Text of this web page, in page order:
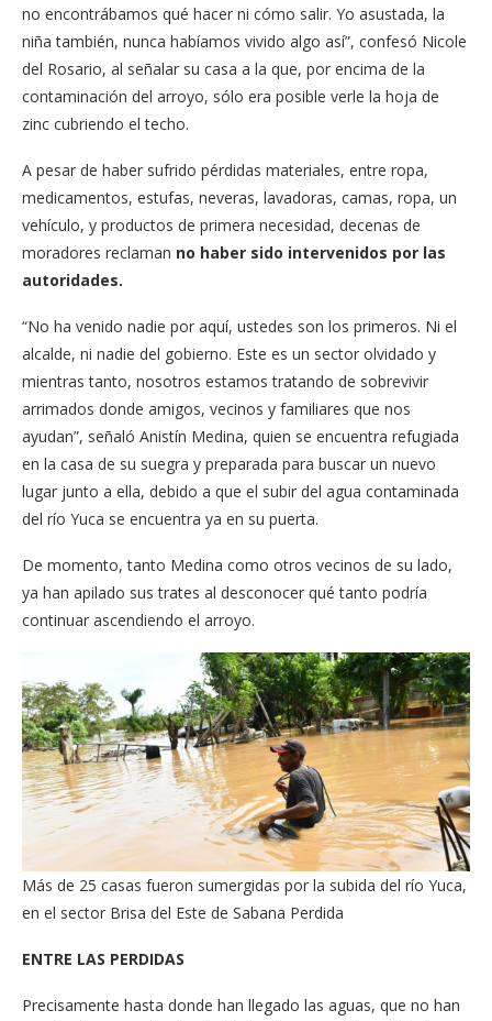
no encontrábamos qué hacer ni cómo salir. Yo asustada, la
niña también, nunca habíamos vivido algo así”, confesó Nicole
del Rosario, al señalar su casa a la que, por encima de la
contaminación del arroyo, sólo era posible verle la hoja de
zinc cubriendo el techo.
A pesar de haber sufrido pérdidas materiales, entre ropa,
medicamentos, estufas, neveras, lavadoras, camas, ropa, un
vehículo, y productos de primera necesidad, decenas de
moradores reclaman no haber sido intervenidos por las
autoridades.
“No ha venido nadie por aquí, ustedes son los primeros. Ni el
alcalde, ni nadie del gobierno. Este es un sector olvidado y
mientras tanto, nosotros estamos tratando de sobrevivir
arrimados donde amigos, vecinos y familiares que nos
ayudan”, señaló Anistín Medina, quien se encuentra refugiada
en la casa de su suegra y preparada para buscar un nuevo
lugar junto a ella, debido a que el subir del agua contaminada
del río Yuca se encuentra ya en su puerta.
De momento, tanto Medina como otros vecinos de su lado,
ya han apilado sus trates al desconocer qué tanto podría
continuar ascendiendo el arroyo.
Más de 25 casas fueron sumergidas por la subida del río Yuca,
en el sector Brisa del Este de Sabana Perdida
ENTRE LAS PERDIDAS
Precisamente hasta donde han llegado las aguas, que no han